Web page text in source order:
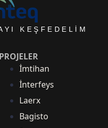
KEŞFEDELIM
PROJELER
İmtihan
İnterfeys
Laerx
Bagisto